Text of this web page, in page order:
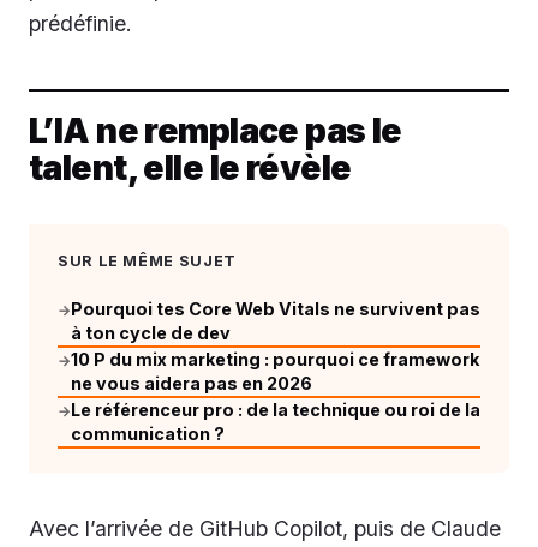
prédéfinie.
L’IA ne remplace pas le
talent, elle le révèle
SUR LE MÊME SUJET
→Pourquoi tes Core Web Vitals ne survivent pas
à ton cycle de dev
→10 P du mix marketing : pourquoi ce framework
ne vous aidera pas en 2026
→Le référenceur pro : de la technique ou roi de la
communication ?
Avec l’arrivée de GitHub Copilot, puis de Claude